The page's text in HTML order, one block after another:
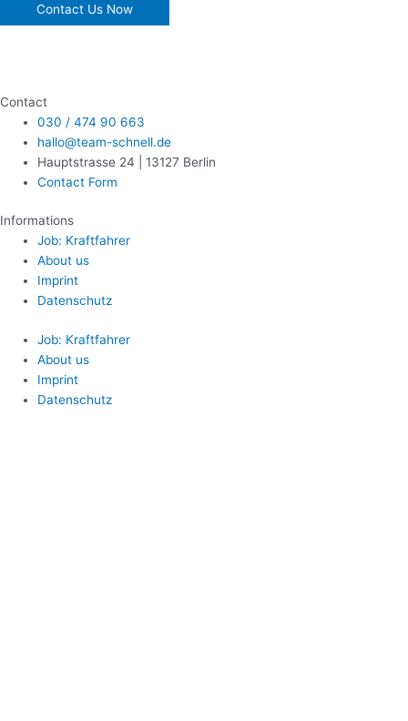
Contact Us Now
Contact
030 / 474 90 663
hallo@team-schnell.de
Hauptstrasse 24 | 13127 Berlin
Contact Form
Informations
Job: Kraftfahrer
About us
Imprint
Datenschutz
Job: Kraftfahrer
About us
Imprint
Datenschutz